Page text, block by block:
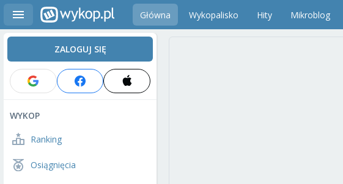
Główna Wykopalisko Hity Mikroblog
ZALOGUJ SIĘ
WYKOP
Ranking
Osiągnięcia